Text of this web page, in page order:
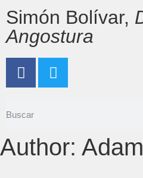
Simón Bolívar,
Angostura
Author: